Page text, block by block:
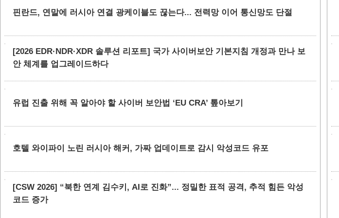
핀란드, 연말에 러시아 연결 광케이블도 끊는다... 전력망 이어 통신망도 단절
[2026 EDR·NDR·XDR 솔루션 리포트] 국가 사이버보안 기본지침 개정과 만나 보
안 체계를 업그레이드하다
유럽 진출 위해 꼭 알아야 할 사이버 보안법 ‘EU CRA’ 톺아보기
호텔 와이파이 노린 러시아 해커, 가짜 업데이트로 감시 악성코드 유포
[CSW 2026] “북한 연계 김수키, AI로 진화”... 정밀한 표적 공격, 추적 힘든 악성
코드 증가